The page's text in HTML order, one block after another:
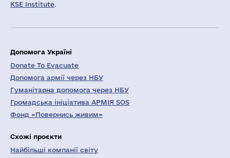
KSE Institute.
Допомога Україні
Donate To Evacuate
Допомога армії через НБУ
Гуманітарна допомога через НБУ
Громадська ініціатива АРМІЯ SOS
Фонд «Повернись живим»
Схожі проєкти
Найбільші компанії світу